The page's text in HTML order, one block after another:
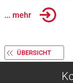
... mehr
ÜBERSICHT